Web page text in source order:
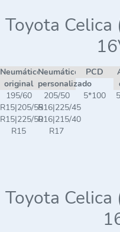
Toyota
Neumático
original
Neumático
personalizado
PCD
195/60
R15|205/55
R15|225/50
R15
205/50
R16|225/45
R16|215/40
R17
5*100
Toyota